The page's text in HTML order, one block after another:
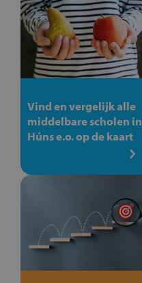
Vind en vergelijk alle
middelbare scholen in
Húns e.o. op de kaart